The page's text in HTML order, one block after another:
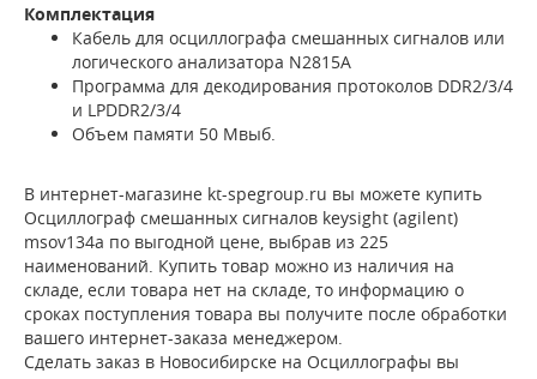
Комплектация
Кабель для осциллографа смешанных сигналов или
логического анализатора N2815A
Программа для декодирования протоколов DDR2/3/4
и LPDDR2/3/4
Объем памяти 50 Мвыб.
В интернет-магазине kt-spegroup.ru вы можете купить
Осциллограф смешанных сигналов keysight (agilent)
msov134a по выгодной цене, выбрав из 225
наименований. Купить товар можно из наличия на
складе, если товара нет на складе, то информацию о
сроках поступления товара вы получите после обработки
вашего интернет-заказа менеджером.
Сделать заказ в Новосибирске на Осциллографы вы